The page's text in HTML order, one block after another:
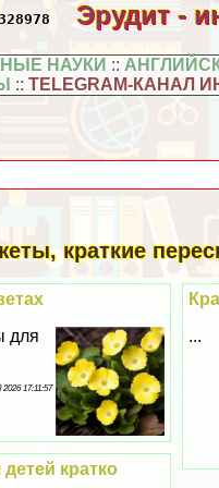
Эрудит -
НАУКИ ::
::TELEGRAM-КАНАЛ
краткие
...
для
2026 17:11:57
кратко